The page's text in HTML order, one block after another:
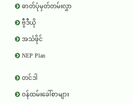
ဓာတ်ပုံမှတ်တမ်းလွှာ
ဗွီဒီယို
အသံဖိုင်
NEP Plan
တင်ဒါ
ဝန်ထမ်းခေါ်စာများ